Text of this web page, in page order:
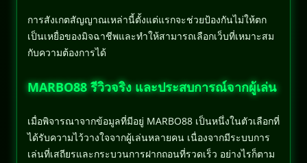
การสังเกตสัญญาณเหล่านี้ตั้งแต่แรกจะช่วยป้องกันไม่ให้ตก
เป็นเหยื่อของมิจฉาชีพและทำให้สามารถเลือกเว็บที่เหมาะสม
กับความต้องการได้
MARBO88 รีวิวจริง และประสบการณ์จากผู้เล่น
เมื่อพิจารณาจากข้อมูลที่มีอยู่ MARBO88 เป็นหนึ่งในตัวเลือกที่
ได้รับความไว้วางใจจากผู้เล่นหลายคน เนื่องจากมีระบบการ
เล่นที่เสถียรและกระบวนการฝากถอนที่รวดเร็ว อย่างไรก็ตาม